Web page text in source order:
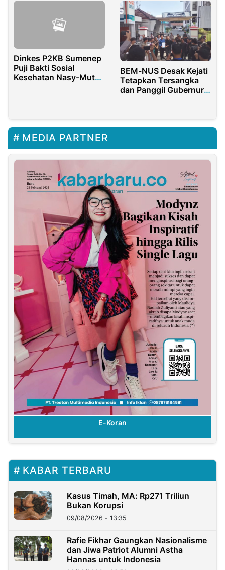
Dinkes P2KB Sumenep
Puji Bakti Sosial
Kesehatan Nasy-Mut
BEM-NUS Desak Kejati
Tetapkan Tersangka
dan Panggil Gubernur
MEDIA PARTNER
E-Koran
KABAR TERBARU
Kasus Timah, MA: Rp271 Triliun
Bukan Korupsi
09/08/2026 - 13:35
Rafie Fikhar Gaungkan Nasionalisme
dan Jiwa Patriot Alumni Astha
Hannas untuk Indonesia